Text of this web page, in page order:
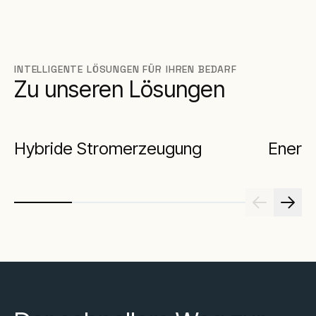
INTELLIGENTE LÖSUNGEN FÜR IHREN BEDARF
Zu unseren Lösungen
Hybride Stromerzeugung